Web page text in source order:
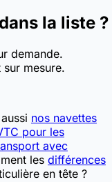
la liste ?
demande.
mesure.
nos navettes
pour les
avec
les différences
en tête ?